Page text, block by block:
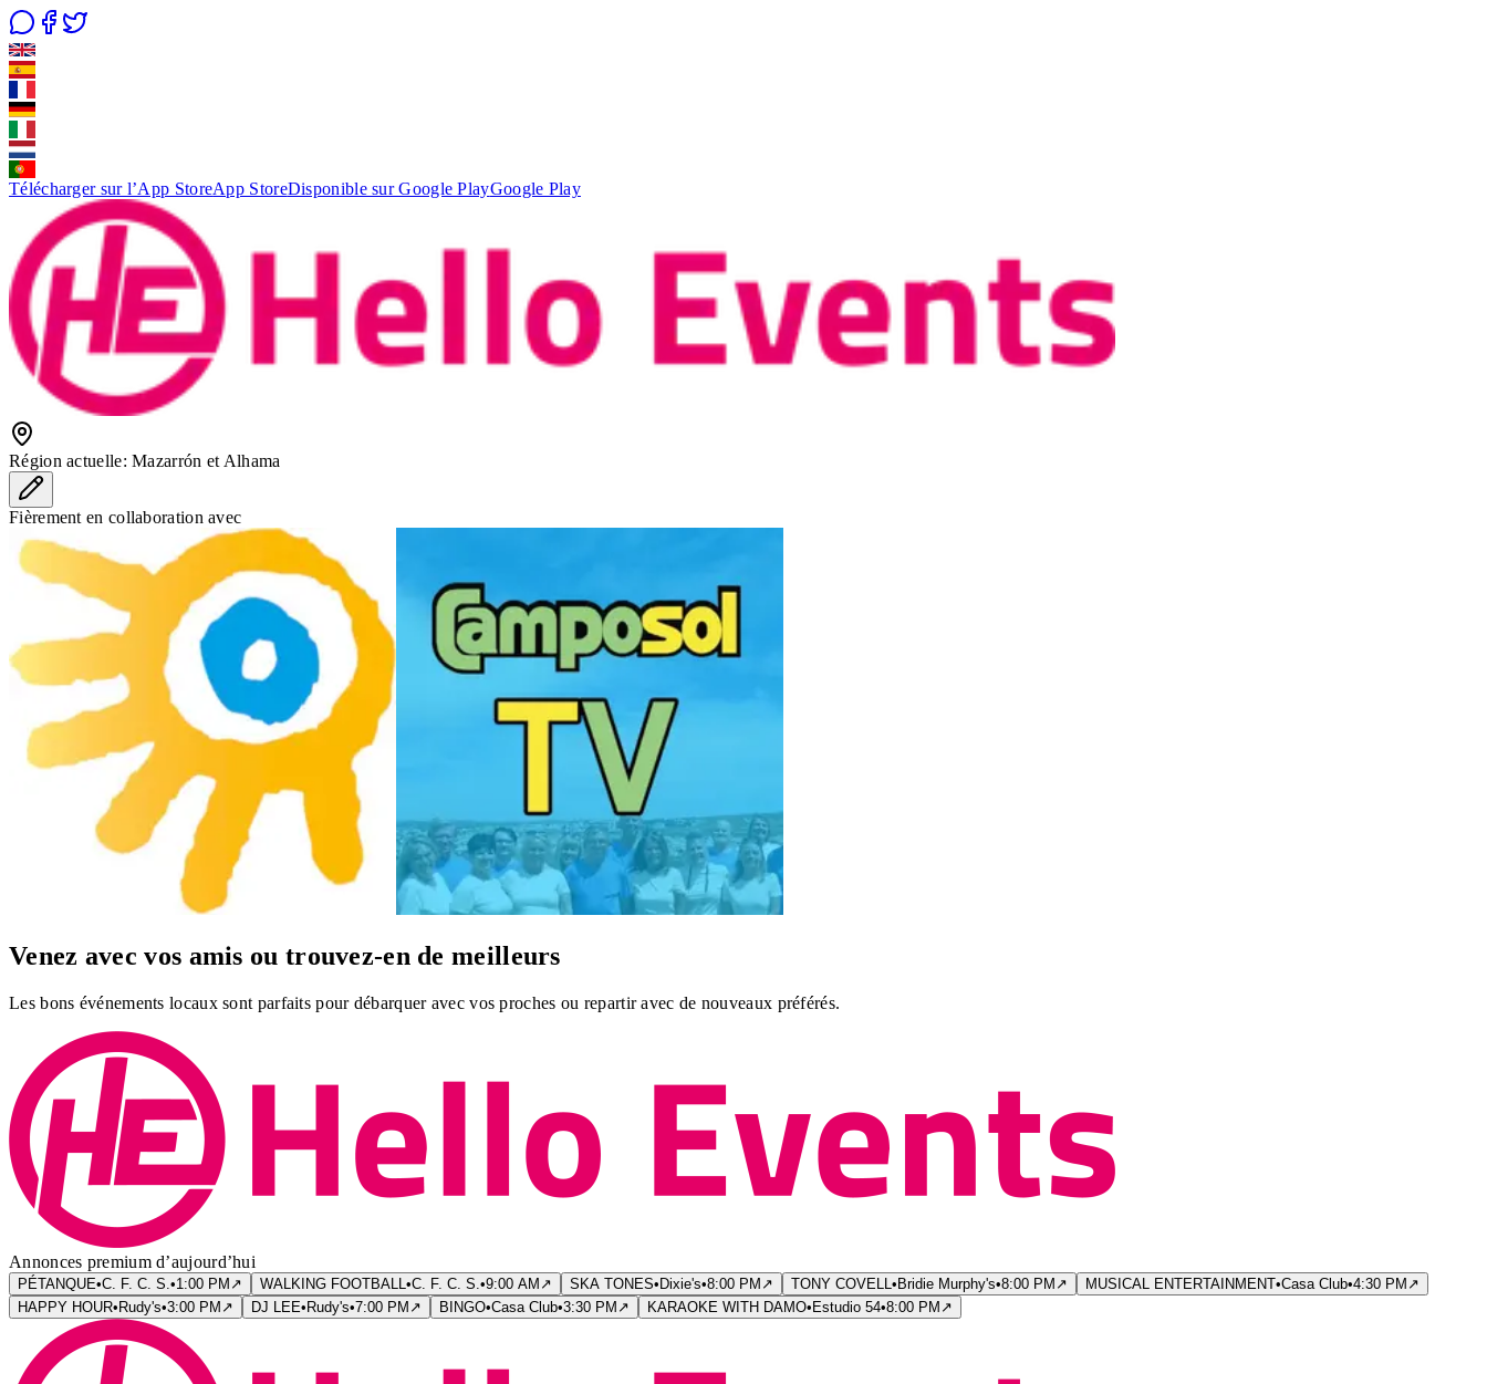
Télécharger sur l’App StoreApp StoreDisponible sur Google PlayGoogle Play
Région actuelle:Mazarrón et Alhama
Fièrement en collaboration avec
Venez avec vos amis ou trouvez-en de meilleurs
Les bons événements locaux sont parfaits pour débarquer avec vos proches ou repartir avec de nouveaux préférés.
Annonces premium d’aujourd’hui
PÉTANQUE•C. F. C. S. •1:00 PM ↗ WALKING FOOTBALL •C. F. C. S. •9:00 AM ↗ SKA TONES• Dixie's•8:00 PM ↗ TONY COVELL • Bridie Murphy's•8:00 PM ↗ MUSICAL ENTERTAINMENT•Casa Club•4:30 PM ↗
HAPPY HOUR• Rudy's•3:00 PM ↗ DJ LEE• Rudy's•7:00 PM ↗ BINGO•Casa Club•3:30 PM ↗ KARAOKE WITH DAMO• Estudio 54•8:00 PM ↗